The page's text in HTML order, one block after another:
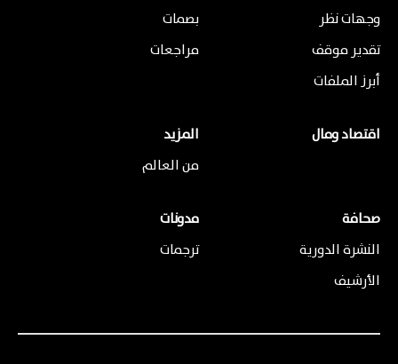
وجهات نظر
تقدير موقف
أبرز الملفات
بصمات
مراجعات
اقتصاد ومال
المزيد
من العالم
صحافة
النشرة الدورية
الأرشيف
مدونات
ترجمات